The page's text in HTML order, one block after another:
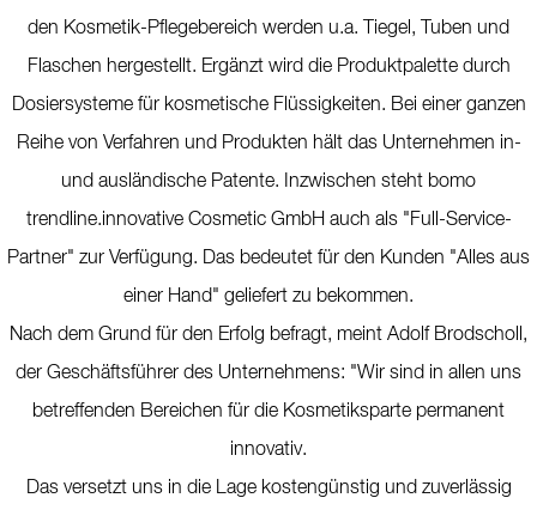
den Kosmetik-Pflegebereich werden u.a. Tiegel, Tuben und
Flaschen hergestellt. Ergänzt wird die Produktpalette durch
Dosiersysteme für kosmetische Flüssigkeiten. Bei einer ganzen
Reihe von Verfahren und Produkten hält das Unternehmen in-
und ausländische Patente. Inzwischen steht bomo
trendline.innovative Cosmetic GmbH auch als "Full-Service-
Partner" zur Verfügung. Das bedeutet für den Kunden "Alles aus
einer Hand" geliefert zu bekommen.
Nach dem Grund für den Erfolg befragt, meint Adolf Brodscholl,
der Geschäftsführer des Unternehmens: "Wir sind in allen uns
betreffenden Bereichen für die Kosmetiksparte permanent
innovativ.
Das versetzt uns in die Lage kostengünstig und zuverlässig